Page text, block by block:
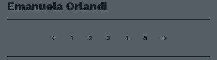
Emanuela Orlandi
1 2 3 4 5